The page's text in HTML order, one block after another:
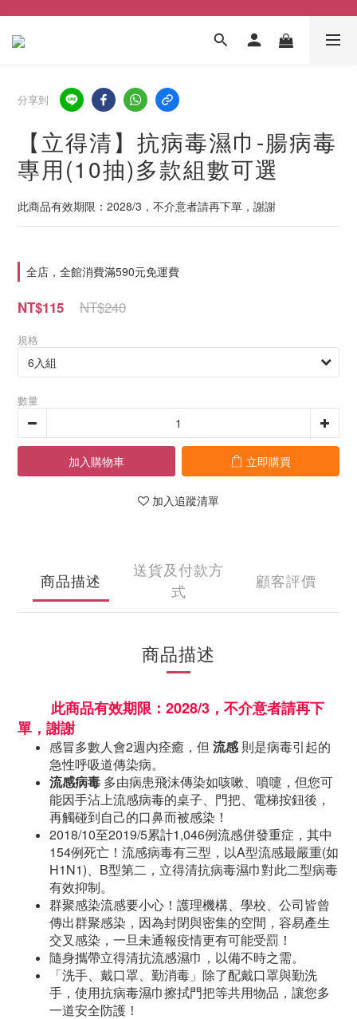
分享到
【立得清】抗病毒濕巾-腸病毒
專用(10抽)多款組數可選
此商品有效期限：2028/3，不介意者請再下單，謝謝
全店，全館消費滿590元免運費
NT$240
NT$115
規格
數量
加入購物車 立即購買
加入追蹤清單
商品描述
送貨及付款方
式
顧客評價
商品描述
此商品有效期限：2028/3，不介意者請再下
單，謝謝
感冒多數人會2週內痊癒，但 流感則是病毒引起的
急性呼吸道傳染病。
流感病毒 多由病患飛沫傳染如咳嗽、噴嚏，但您可
能因手沾上流感病毒的桌子、門把、電梯按鈕後，
再觸碰到自己的口鼻而被感染！
2018/10至2019/5累計1,046例流感併發重症，其中
154例死亡！流感病毒有三型，以A型流感最嚴重(如
H1N1)、B型第二，立得清抗病毒濕巾對此二型病毒
有效抑制。
群聚感染流感要小心！護理機構、學校、公司皆曾
傳出群聚感染，因為封閉與密集的空間，容易產生
交叉感染，一旦未通報疫情更有可能受罰！
隨身攜帶立得清抗流感濕巾，以備不時之需。
「洗手、戴口罩、勤消毒」除了配戴口罩與勤洗
手，使用抗病毒濕巾擦拭門把等共用物品，讓您多
一道安全防護！